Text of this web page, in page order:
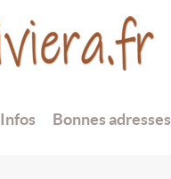
Infos Bonnes adresses